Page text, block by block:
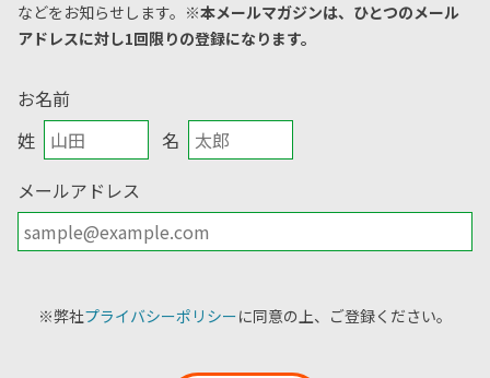
などをお知らせします。 ※本メールマガジンは、ひとつのメール
アドレスに対し1回限りの登録になります。
お名前
姓
名
メールアドレス
※弊社プライバシーポリシーに同意の上、ご登録ください。